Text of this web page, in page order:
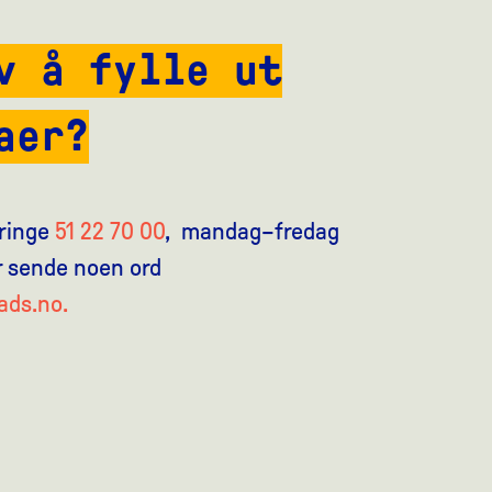
å fylle ut
51 22 70 00, mandag–fredag
sende noen ord